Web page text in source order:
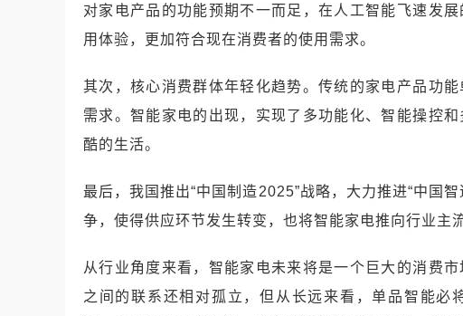
对家电产品的功能预期不一而足，在人工智能飞速发
用体验，更加符合现在消费者的使用需求。
其次，核心消费群体年轻化趋势。传统的家电产品功
需求。智能家电的出现，实现了多功能化、智能操控
酷的生活。
最后，我国推出“中国制造2025”战略，大力推进“中国
争，使得供应环节发生转变，也将智能家电推向行业主
从行业角度来看，智能家电未来将是一个巨大的消费
之间的联系还相对孤立，但从长远来看，单品智能必